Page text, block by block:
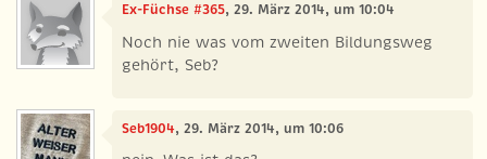
Ex-Füchse #365, 29. März 2014, um 10:04
Noch nie was vom zweiten Bildungsweg
gehört, Seb?
Seb1904, 29. März 2014, um 10:06